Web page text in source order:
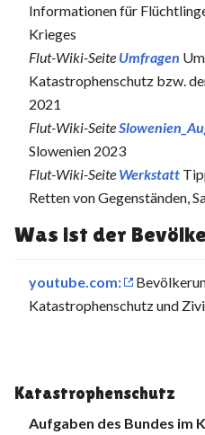
Informationen für
Krieges
Flut-Wiki-Seite Umfragen
Katastrophenschutz bzw.
2021
Flut-Wiki-Seite
Slowenien 2023
Flut-Wiki-Seite Werkstatt
Retten von Gegenständen,
Was ist der
youtube.com:
Katastrophenschutz und
Katastrophenschutz
Aufgaben des Bundes im